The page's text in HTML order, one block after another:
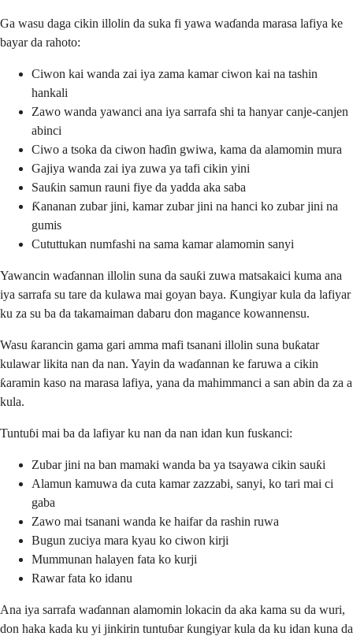
Ga wasu daga cikin illolin da suka fi yawa waɗanda marasa lafiya ke
bayar da rahoto:
Ciwon kai wanda zai iya zama kamar ciwon kai na tashin
hankali
Zawo wanda yawanci ana iya sarrafa shi ta hanyar canje-canjen
abinci
Ciwo a tsoka da ciwon haɗin gwiwa, kama da alamomin mura
Gajiya wanda zai iya zuwa ya tafi cikin yini
Sauƙin samun rauni fiye da yadda aka saba
Ƙananan zubar jini, kamar zubar jini na hanci ko zubar jini na
gumis
Cututtukan numfashi na sama kamar alamomin sanyi
Yawancin waɗannan illolin suna da sauƙi zuwa matsakaici kuma ana
iya sarrafa su tare da kulawa mai goyan baya. Ƙungiyar kula da lafiyar
ku za su ba da takamaiman dabaru don magance kowannensu.
Wasu ƙarancin gama gari amma mafi tsanani illolin suna buƙatar
kulawar likita nan da nan. Yayin da waɗannan ke faruwa a cikin
ƙaramin kaso na marasa lafiya, yana da mahimmanci a san abin da za a
kula.
Tuntuɓi mai ba da lafiyar ku nan da nan idan kun fuskanci:
Zubar jini na ban mamaki wanda ba ya tsayawa cikin sauƙi
Alamun kamuwa da cuta kamar zazzabi, sanyi, ko tari mai ci
gaba
Zawo mai tsanani wanda ke haifar da rashin ruwa
Bugun zuciya mara kyau ko ciwon kirji
Mummunan halayen fata ko kurji
Rawar fata ko idanu
Ana iya sarrafa waɗannan alamomin lokacin da aka kama su da wuri,
don haka kada ku yi jinkirin tuntuɓar ƙungiyar kula da ku idan kuna da